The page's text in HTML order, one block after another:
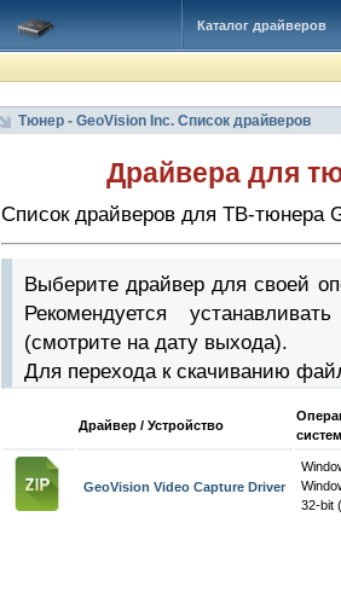
Каталог драйверов
Тюнер - GeoVision Inc. Список драйверов
Драйвера для
Список драйверов для ТВ-тюнера
Выберите драйвер для своей
Рекомендуется
(смотрите на дату выхода).
Для перехода к скачиванию
Драйвер / Устройство
GeoVision Video Capture Driver
32-bit